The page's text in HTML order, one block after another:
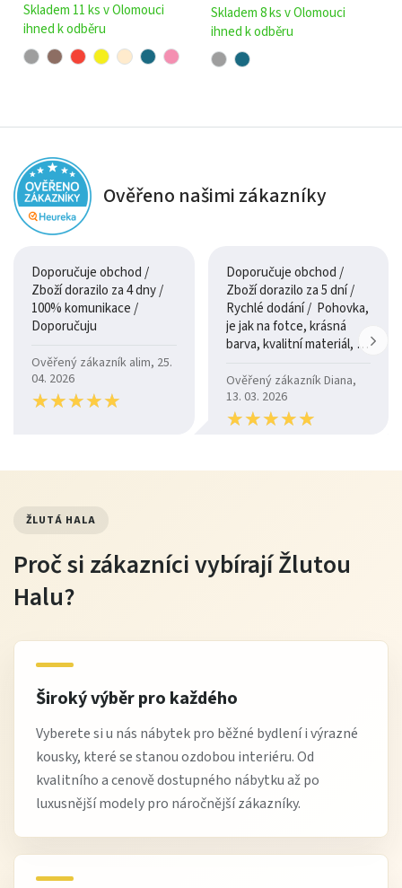
Chcete se dozvědět více?
Neváhejte nás kontaktovat a rádi vám poskytneme další
Návod k nabíjení baterie polohovacího dílu:
Příprava:
přiložený adaptér.
Připojení k síti:
Druhý konec adaptéru zapojte do
standardní elektrické zásuvky (230 V). Proces
nabíjení se spustí automaticky.
Během doplňování energie svítí na
LED kontrolky se změní na zelenou.
Odpojení:Po nabití odpojte nabíječku z elektrické
sítě i ze samotné sedačky.
chvíli, kdy zaznamenáte, že je pohyb polohovacího
Skladem 11 ks v Olomouci
ihned k odběru
Skladem 8 ks v Olomouci
ihned k odběru
Ověřeno našimi zákazníky
Doporučuje obchod /
Zboží dorazilo za 4 dny /
100% komunikace /
Doporučuju
Ověřený zákazník alim, 25.
04. 2026
★★★★★
★★★★★
Doporučuje obchod /
Zboží dorazilo za 5 dní /
Rychlé dodání / Pohovka,
je jak na fotce, krásná
barva, kvalitní materiál, a
Ověřený zákazník Diana,
13. 03. 2026
★★★★★
★★★★★
ŽLUTÁ HALA
Proč si zákazníci vybírají Žlutou
Halu?
Široký výběr pro každého
Vyberete si u nás nábytek pro běžné bydlení i výrazné
kousky, které se stanou ozdobou interiéru. Od
kvalitního a cenově dostupného nábytku až po
luxusnější modely pro náročnější zákazníky.